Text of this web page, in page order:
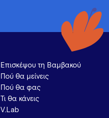
Επισκέψου τη Βαμβακού
Πού θα μείνεις
Πού θα φας
Τι θα κάνεις
V.Lab